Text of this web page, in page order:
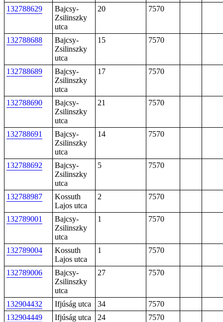
132788629
Bajcsy-
Zsilinszky
utca
20 7570
132788688
Bajcsy-
Zsilinszky
utca
15 7570
132788689
Bajcsy-
Zsilinszky
utca
17 7570
132788690
Bajcsy-
Zsilinszky
utca
21 7570
132788691
Bajcsy-
Zsilinszky
utca
14 7570
132788692
Bajcsy-
Zsilinszky
utca
5 7570
132788987
Kossuth
Lajos utca
2 7570
132789001
Bajcsy-
Zsilinszky
utca
1 7570
132789004
Kossuth
Lajos utca
1 7570
132789006
Bajcsy-
Zsilinszky
utca
27 7570
132904432 Ifjúság utca 34
7570
132904449
Ifjúság utca 24
7570